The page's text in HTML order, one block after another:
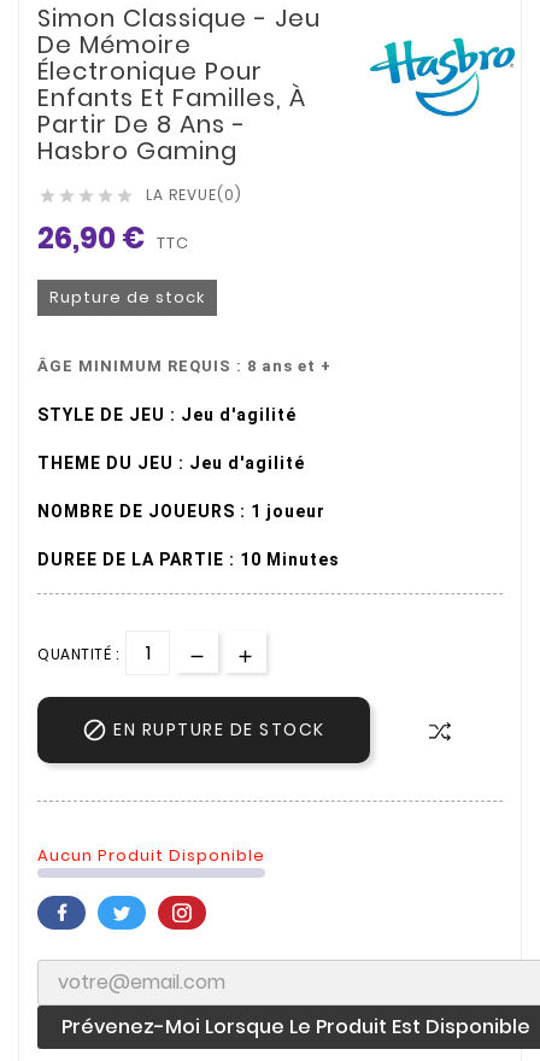
Simon Classique - Jeu
De Mémoire
Électronique Pour
Enfants Et Familles, À
Partir De 8 Ans -
Hasbro Gaming
     LA REVUE(0)
26,90 € TTC
Rupture de stock
ÂGE MINIMUM REQUIS : 8 ans et +
STYLE DE JEU : Jeu d'agilité
THEME DU JEU : Jeu d'agilité
NOMBRE DE JOUEURS : 1 joueur
DUREE DE LA PARTIE : 10 Minutes
QUANTITÉ :
 EN RUPTURE DE STOCK
Aucun Produit Disponible
Prévenez-Moi Lorsque Le Produit Est Disponible